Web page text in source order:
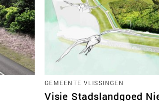
GEMEENTE VLISSINGEN
Visie Stadslandgoed